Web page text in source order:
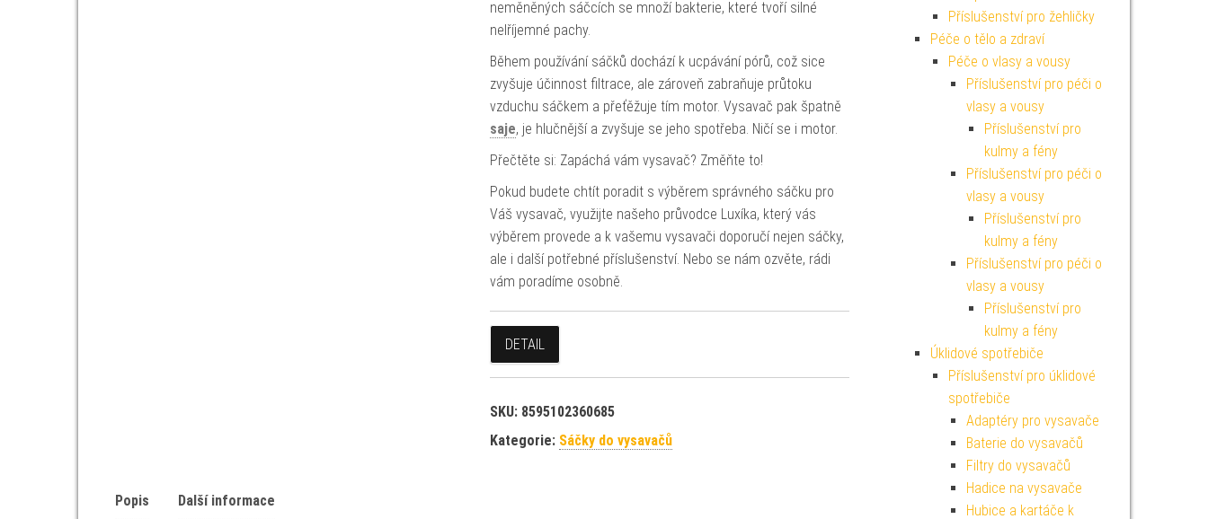
neměněných sáčcích se množí bakterie, které tvoří silné
nelříjemné pachy.
Během používání sáčků dochází k ucpávání pórů, což sice
zvyšuje účinnost filtrace, ale zároveň zabraňuje průtoku
vzduchu sáčkem a přeťěžuje tím motor. Vysavač pak špatně
saje, je hlučnější a zvyšuje se jeho spotřeba. Ničí se i motor.
Přečtěte si: Zapáchá vám vysavač? Změňte to!
Pokud budete chtít poradit s výběrem správného sáčku pro
Váš vysavač, využijte našeho průvodce Luxíka, který vás
výběrem provede a k vašemu vysavači doporučí nejen sáčky,
ale i další potřebné příslušenství. Nebo se nám ozvěte, rádi
vám poradíme osobně.
DETAIL
SKU: 8595102360685
Kategorie: Sáčky do vysavačů
Popis Další informace
Příslušenství pro žehličky
Péče o tělo a zdraví
Péče o vlasy a vousy
Příslušenství pro péči o
vlasy a vousy
Příslušenství pro
kulmy a fény
Příslušenství pro péči o
vlasy a vousy
Příslušenství pro
kulmy a fény
Příslušenství pro péči o
vlasy a vousy
Příslušenství pro
kulmy a fény
Úklidové spotřebiče
Příslušenství pro úklidové
spotřebiče
Adaptéry pro vysavače
Baterie do vysavačů
Filtry do vysavačů
Hadice na vysavače
Hubice a kartáče k